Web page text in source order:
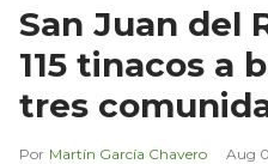
San Juan del
115 tinacos a
tres
Martín García Chavero Aug